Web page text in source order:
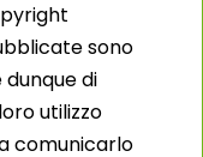
sono
di
utilizzo
comunicarlo